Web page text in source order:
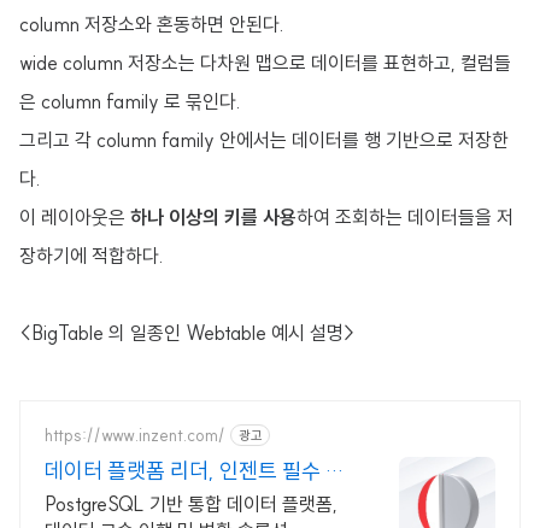
column 저장소와 혼동하면 안된다.
wide column 저장소는 다차원 맵으로 데이터를 표현하고, 컬럼들
은 column family 로 묶인다.
그리고 각 column family 안에서는 데이터를 행 기반으로 저장한
다.
이 레이아웃은 하나 이상의 키를 사용하여 조회하는 데이터들을 저
장하기에 적합하다.
<BigTable 의 일종인 Webtable 예시 설명>
https://www.inzent.com/ 광고
데이터 플랫폼 리더, 인젠트 필수 기
능 통합 제공
PostgreSQL 기반 통합 데이터 플랫폼,